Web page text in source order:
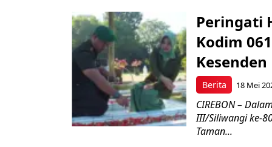
Berita
Peringati
Kodim
Kesenden
18 Mei
CIREBON –
III/Siliwangi ke-
Taman...